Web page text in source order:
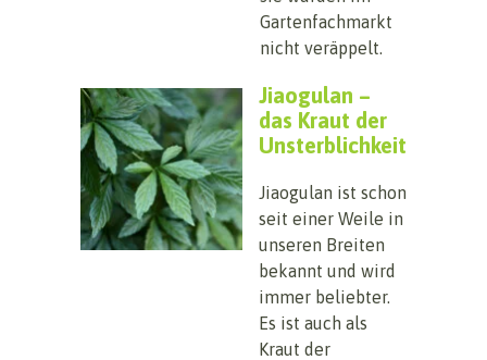
Gartenfachmarkt
nicht veräppelt.
Jiaogulan –
das Kraut der
Unsterblichkeit
Jiaogulan ist schon
seit einer Weile in
unseren Breiten
bekannt und wird
immer beliebter.
Es ist auch als
Kraut der